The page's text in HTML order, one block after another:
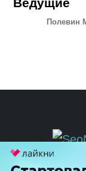
Ведущие
Полевин